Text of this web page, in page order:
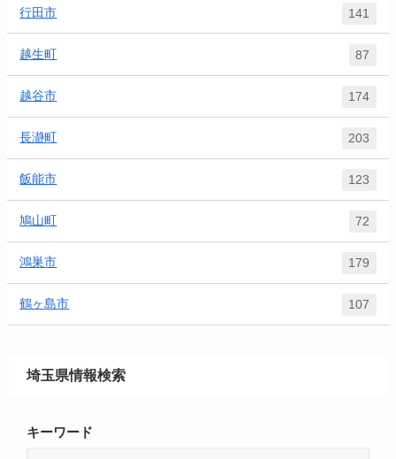
行田市 141
越生町 87
越谷市 174
長瀞町 203
飯能市 123
鳩山町 72
鴻巣市 179
鶴ヶ島市 107
埼玉県情報検索
キーワード